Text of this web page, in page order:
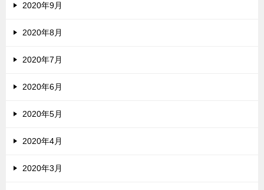
2020年9月
2020年8月
2020年7月
2020年6月
2020年5月
2020年4月
2020年3月